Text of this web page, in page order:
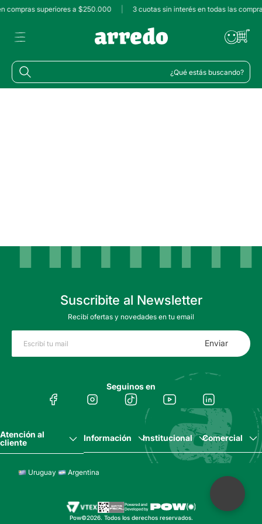
compras superiores a $250.000 3 cuotas sin interés en todas las
¿Qué estás buscando?
Suscribite al Newsletter
Recibí ofertas y novedades en tu email
Enviar
Seguinos en
Atención al
cliente
Información Institucional Comercial
Uruguay Argentina
Pow©2026. Todos los derechos reservados.